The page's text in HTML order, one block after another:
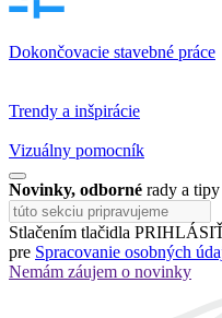
Dokončovacie stavebné práce
Trendy a inšpirácie
Vizuálny pomocník
Novinky, odborné rady a
Stlačením tlačidla
pre Spracovanie osobných
Nemám záujem o novinky